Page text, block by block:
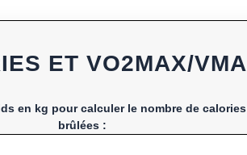
ET VO2MAX/VMA
en kg pour calculer le nombre de calories
brûlées :